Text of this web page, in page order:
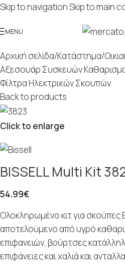
Skip to navigationSkip to main
MENU
Αρχική σελίδα/Κατάστημα/
Αξεσουάρ Συσκευών
Φίλτρα Ηλεκτρικών Σκουπών
Back to products
Click to enlarge
BISSELL Multi Kit
54.99€
Ολοκληρωμένο κιτ για σκούπες
αποτελούμενο από υγρό
επιφανειών, βούρτσες
επιφάνειες και χαλιά και